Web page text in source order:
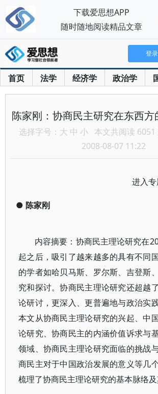
首页 法学 经济学 政治学
登录
陈家刚：协商民主研究在东西方
选择字号： 大 中 小 本文共阅读 6051
2008-08-07 11:22
进入
● 陈家刚
内容摘要：协商民主理论研究在
起之后，吸引了越来越多的具有不同
的学者如哈贝马斯、罗尔斯、吉登斯
究和探讨。协商民主理论研究还超越
论研讨，更深入、更普遍地与政治实
本文从协商民主理论研究的兴起、中
论研究、协商民主的内涵价值诉求与
领域、协商民主理论研究面临的挑战
商民主对于中国政治发展的意义等几
梳理了协商民主理论研究的基本脉络及
下载爱思想APP
随时随地阅读精品文章